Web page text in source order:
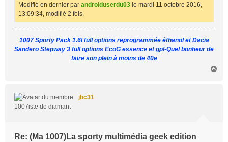
Modifié en dernier par androiduserdu03 le mardi 11 octobre 2016,
13:09:34, modifié 2 fois.
1007 Sporty Pack 1.6l full options reprogrammée éthanol et Dacia
Sandero Stepway 3 full options EcoG essence et gpl-Quel bonheur de
faire son plein à moins de 40e
jbc31
1007iste de diamant
Re: (Ma 1007)La sporty multimédia geek edition